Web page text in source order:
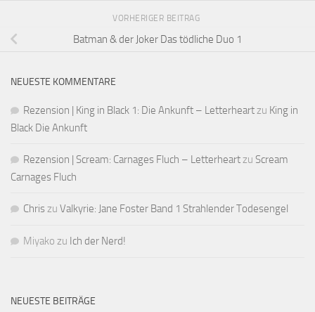
VORHERIGER BEITRAG
Batman & der Joker Das tödliche Duo 1
NEUESTE KOMMENTARE
Rezension | King in Black 1: Die Ankunft – Letterheartzu King in
Black Die Ankunft
Rezension | Scream: Carnages Fluch – Letterheartzu Scream
Carnages Fluch
Chriszu Valkyrie: Jane Foster Band 1 Strahlender Todesengel
Miyako zu Ich der Nerd!
NEUESTE BEITRÄGE